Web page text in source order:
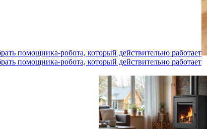
помощника‑робота, который действительно работает
помощника‑робота, который действительно работает